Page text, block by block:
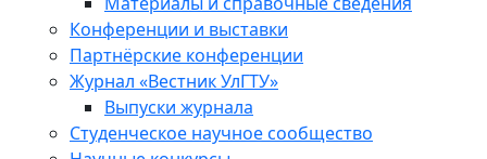
Конференции и выставки
Партнёрские конференции
Журнал «Вестник УлГТУ»
Выпуски журнала
Студенческое научное сообщество